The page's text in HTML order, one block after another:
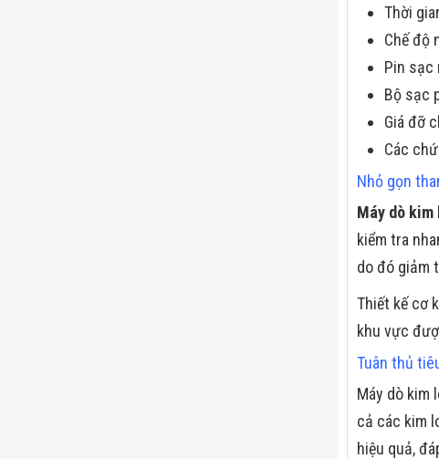
Thời
Chế độ
Pin sạc
Bộ sạc
Giá đỡ
Các
Nhỏ gọn
Máy dò kim
kiểm tra
do đó giảm
Thiết kế cơ
khu vực
Tuân thủ
Máy dò kim
cả các kim
hiệu quả,